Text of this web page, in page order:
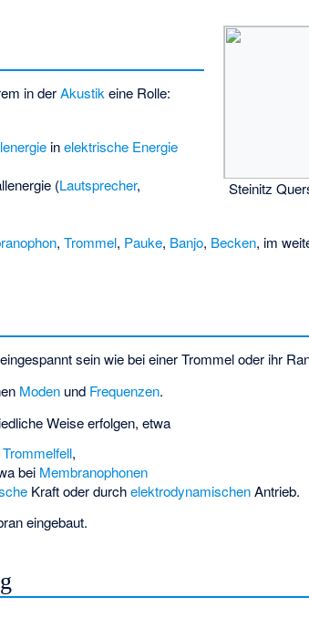
Steinitz
in derAkustik eine Rolle:
inelektrische Energie
(Lautsprecher,
, Trommel, Pauke, Banjo, Becken, im
sein wie bei einer Trommel oder ihr
Moden und Frequenzen.
Weise erfolgen, etwa
Trommelfell,
bei Membranophonen
Kraft oder durchelektrodynamischenAntrieb.
eingebaut.